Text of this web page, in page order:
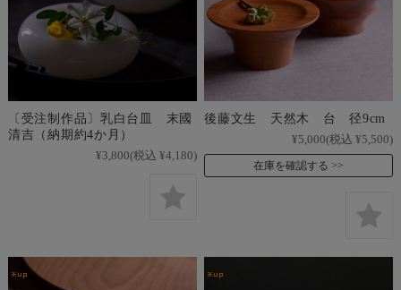
〔受注制作品〕乳白台皿 末國
清吉（納期約4か月）
¥3,800(税込 ¥4,180)
後藤文生 天然木 台 径9cm
¥5,000(税込 ¥5,500)
在庫を確認する